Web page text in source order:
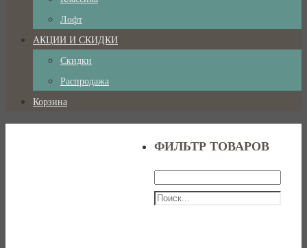
Лофт
АКЦИИ И СКИДКИ
Скидки
Распродажа
Корзина
ФИЛЬТР ТОВАРОВ